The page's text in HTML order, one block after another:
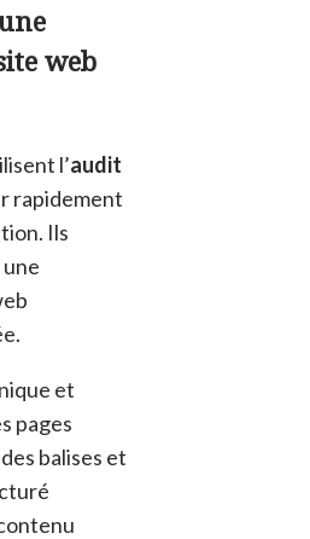
web
l’audit
rapidement
Ils
et
pages
balises et